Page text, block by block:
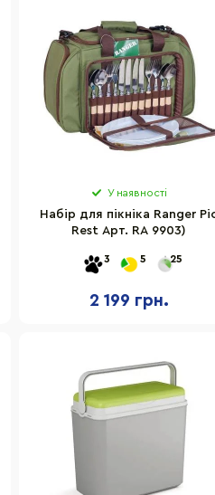
У наявності
Набір для пікніка Ranger
Rest Арт. RA 9903)
3 5 25
2 199 грн.